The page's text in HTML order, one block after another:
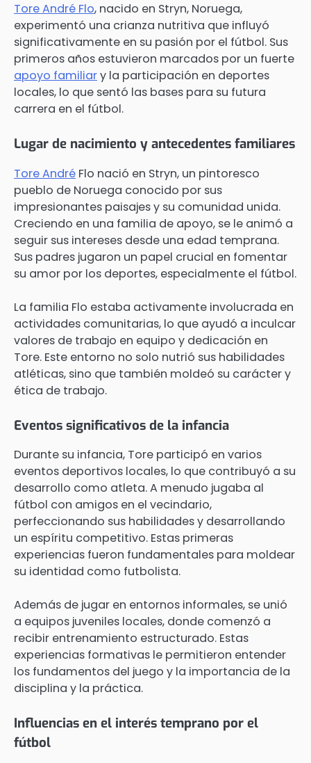
Tore André Flo, nacido en Stryn, Noruega,
experimentó una crianza nutritiva que influyó
significativamente en su pasión por el fútbol. Sus
primeros años estuvieron marcados por un fuerte
apoyo familiary la participación en deportes
locales, lo que sentó las bases para su futura
carrera en el fútbol.
Lugar de nacimiento y antecedentes familiares
Tore André Flo nació en Stryn, un pintoresco
pueblo de Noruega conocido por sus
impresionantes paisajes y su comunidad unida.
Creciendo en una familia de apoyo, se le animó a
seguir sus intereses desde una edad temprana.
Sus padres jugaron un papel crucial en fomentar
su amor por los deportes, especialmente el fútbol.
La familia Flo estaba activamente involucrada en
actividades comunitarias, lo que ayudó a inculcar
valores de trabajo en equipo y dedicación en
Tore. Este entorno no solo nutrió sus habilidades
atléticas, sino que también moldeó su carácter y
ética de trabajo.
Eventos significativos de la infancia
Durante su infancia, Tore participó en varios
eventos deportivos locales, lo que contribuyó a su
desarrollo como atleta. A menudo jugaba al
fútbol con amigos en el vecindario,
perfeccionando sus habilidades y desarrollando
un espíritu competitivo. Estas primeras
experiencias fueron fundamentales para moldear
su identidad como futbolista.
Además de jugar en entornos informales, se unió
a equipos juveniles locales, donde comenzó a
recibir entrenamiento estructurado. Estas
experiencias formativas le permitieron entender
los fundamentos del juego y la importancia de la
disciplina y la práctica.
Influencias en el interés temprano por el
fútbol